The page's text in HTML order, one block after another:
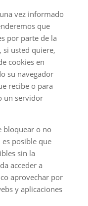
vez informado
que
por parte de la
si usted quiere,
cookies en
su navegador
recibe o para
un servidor
bloquear o no
posible que
sin la
acceder a
aprovechar por
y aplicaciones